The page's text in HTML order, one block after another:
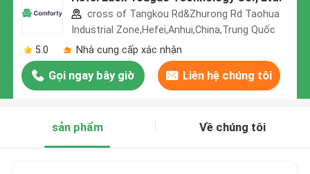
cross of Tangkou Rd&Zhurong Rd Taohua
Industrial Zone,Hefei,Anhui,China,Trung Quốc
5.0
Nhà cung cấp xác nhận
Gọi ngay bây giờ Liên hệ chúng tôi
sản phẩm Về chúng tôi